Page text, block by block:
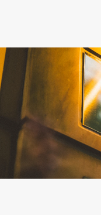
お知らせ
よくいただくご質
プライバシーポリ
GROUP WEBSITES
レストランひらま